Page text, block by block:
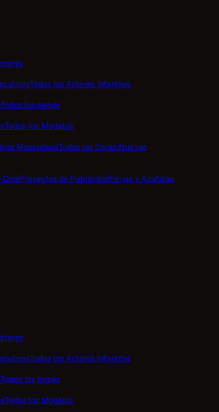
Todos los Actores Infantiles
Todos los bebés
Todos los Modelos
MasculinosTodas las Caras Nuevas
CineProyectos de PublicidadFerias y Azafatas
Todos los Actores Infantiles
Todos los bebés
Todos los Modelos